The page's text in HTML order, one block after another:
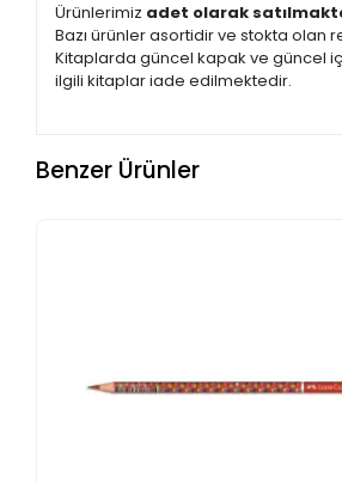
Ürünlerimiz adet olarak
Bazı ürünler asortidir ve stokta
Kitaplarda güncel kapak ve güncel
ilgili kitaplar iade edilmektedir.
Benzer Ürünler